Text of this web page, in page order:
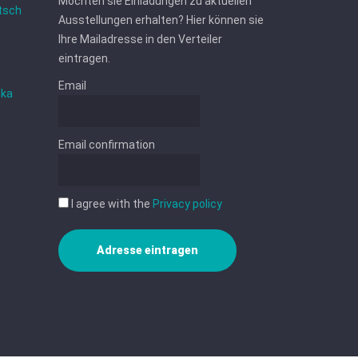
Ausstellungen erhalten? Hier können sie
Ihre Mailadresse in den Verteiler
eintragen.
Email
Email confirmation
I agree with the Privacy policy
Adresse eintragen